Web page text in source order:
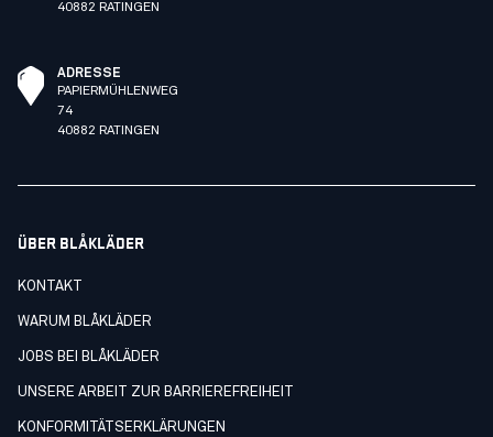
40882 RATINGEN
ADRESSE
PAPIERMÜHLENWEG
74
40882 RATINGEN
ÜBER BLÅKLÄDER
KONTAKT
WARUM BLÅKLÄDER
JOBS BEI BLÅKLÄDER
UNSERE ARBEIT ZUR BARRIEREFREIHEIT
KONFORMITÄTSERKLÄRUNGEN